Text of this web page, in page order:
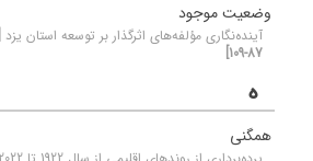
وضعیت موجود
آینده‌نگاری مؤلفه‌های اثرگذار بر توسعه استان یزد
87-109]
ه
همگنی